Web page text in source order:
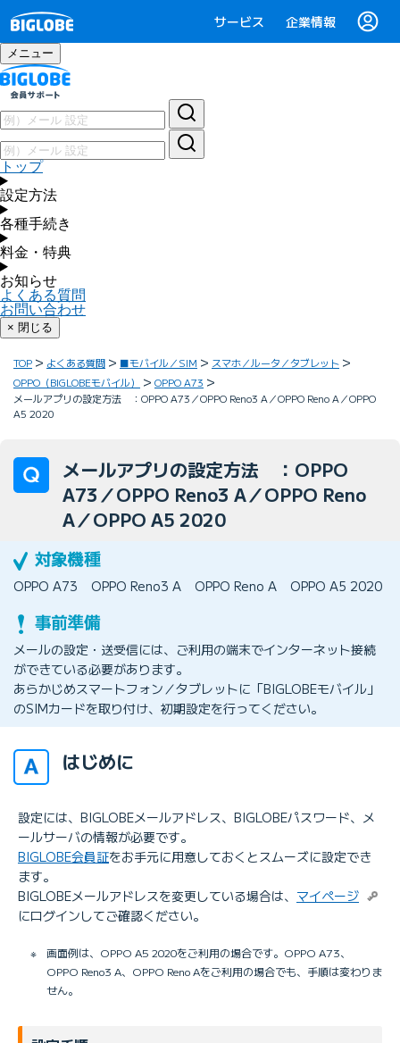
サービス 企業情報
メニュー
トップ
設定方法
各種手続き
料金・特典
お知らせ
よくある質問
お問い合わせ
× 閉じる
TOP よくある質問 ■モバイル／SIM
スマホ／ルータ／タブレット
OPPO（BIGLOBEモバイル）
OPPO A73
メールアプリの設定方法 ：OPPO A73／OPPO Reno3 A／OPPO Reno A／OPPO
A5 2020
メールアプリの設定方法 ：OPPO
A73／OPPO Reno3 A／OPPO Reno
A／OPPO A5 2020
OPPO A73 OPPO Reno3 A OPPO Reno A OPPO A5 2020
メールの設定・送受信には、ご利用の端末でインターネット接続
ができている必要があります。
あらかじめスマートフォン／タブレットに「BIGLOBEモバイル」
のSIMカードを取り付け、初期設定を行ってください。
はじめに
設定には、BIGLOBEメールアドレス、BIGLOBEパスワード、メ
ールサーバの情報が必要です。
BIGLOBE会員証をお手元に用意しておくとスムーズに設定でき
ます。
BIGLOBEメールアドレスを変更している場合は、 マイページ
にログインしてご確認ください。
※
画面例は、OPPO A5 2020をご利用の場合です。OPPO A73、
OPPO Reno3 A、OPPO Reno Aをご利用の場合でも、手順は変わりま
せん。